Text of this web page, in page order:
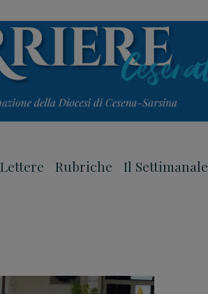
Lettere Rubriche Il Settimanale